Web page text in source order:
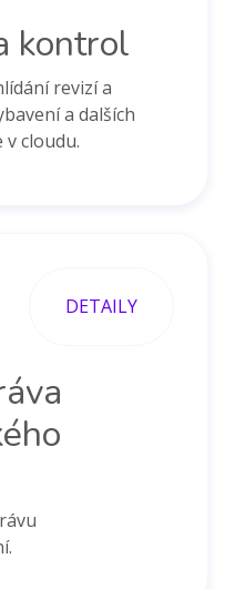
kontrol
revizí a
a dalších
cloudu.
DETAILY